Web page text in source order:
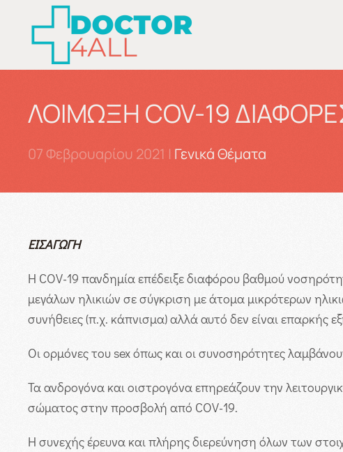
Skip to main content
ΛΟΙΜΩΞΗ COV-19
07 Φεβρουαρίου 2021 | Γενικά Θέματα
ΕΙΣΑΓΩΓΗ
Η COV-19 πανδημία επέδειξε διαφόρου βαθμού
μεγάλων ηλικιών σε σύγκριση με άτομα μικρότερων
συνήθειες (π.χ. κάπνισμα) αλλά αυτό δεν είναι επαρκής
Οι ορμόνες του sex όπως και οι συνοσηρότητες
Τα ανδρογόνα και οιστρογόνα επηρεάζουν την
σώματος στην προσβολή από COV-19.
Η συνεχής έρευνα και πλήρης διερεύνηση όλων των